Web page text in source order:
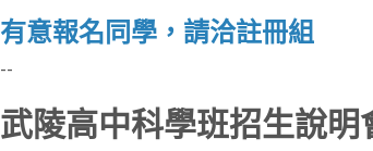
有意報名同學，請洽註冊組
--
武陵高中科學班招生說